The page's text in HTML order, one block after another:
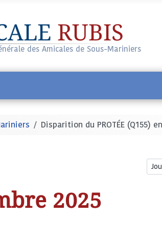
RUBIS
des Amicales de Sous-Mariniers
Disparition du PROTÉE (Q155)
2025